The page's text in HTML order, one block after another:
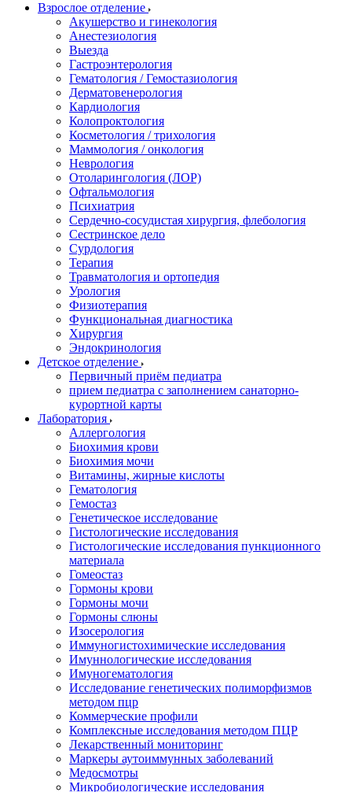
Взрослое отделение
Акушерство и гинекология
Анестезиология
Выезда
Гастроэнтерология
Гематология / Гемостазиология
Дерматовенерология
Кардиология
Колопроктология
Косметология / трихология
Маммология / онкология
Неврология
Отоларингология (ЛОР)
Офтальмология
Психиатрия
Сердечно-сосудистая хирургия, флебология
Сестринское дело
Сурдология
Терапия
Травматология и ортопедия
Урология
Физиотерапия
Функциональная диагностика
Хирургия
Эндокринология
Детское отделение
Первичный приём педиатра
прием педиатра с заполнением санаторно-
курортной карты
Лаборатория
Аллергология
Биохимия крови
Биохимия мочи
Витамины, жирные кислоты
Гематология
Гемостаз
Генетическое исследование
Гистологические исследования
Гистологические исследования пункционного
материала
Гомеостаз
Гормоны крови
Гормоны мочи
Гормоны слюны
Изосерология
Иммуногистохимические исследования
Имуннологические исследования
Имуногематология
Исследование генетических полиморфизмов
методом пцр
Коммерческие профили
Комплексные исследования методом ПЦР
Лекарственный мониторинг
Маркеры аутоиммунных заболеваний
Медосмотры
Микробиологические исследования